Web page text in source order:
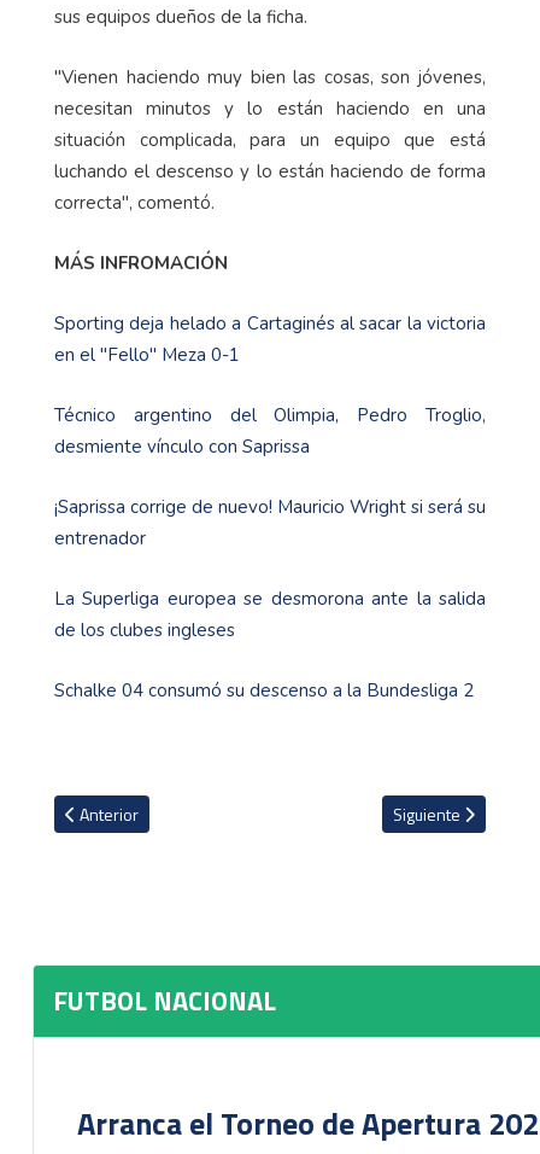
sus equipos dueños de la ficha.
"Vienen haciendo muy bien las cosas, son jóvenes,
necesitan minutos y lo están haciendo en una
situación complicada, para un equipo que está
luchando el descenso y lo están haciendo de forma
correcta", comentó.
MÁS INFROMACIÓN
Sporting deja helado a Cartaginés al sacar la victoria
en el "Fello" Meza 0-1
Técnico argentino del Olimpia, Pedro Troglio,
desmiente vínculo con Saprissa
¡Saprissa corrige de nuevo! Mauricio Wright si será su
entrenador
La Superliga europea se desmorona ante la salida
de los clubes ingleses
Schalke 04 consumó su descenso a la Bundesliga 2
Artículo anterior: Danny Fonseca: "Aprovecharon un error
Anterior Artículo siguiente:
Siguiente
FUTBOL NACIONAL
Arranca el Torneo de Apertura